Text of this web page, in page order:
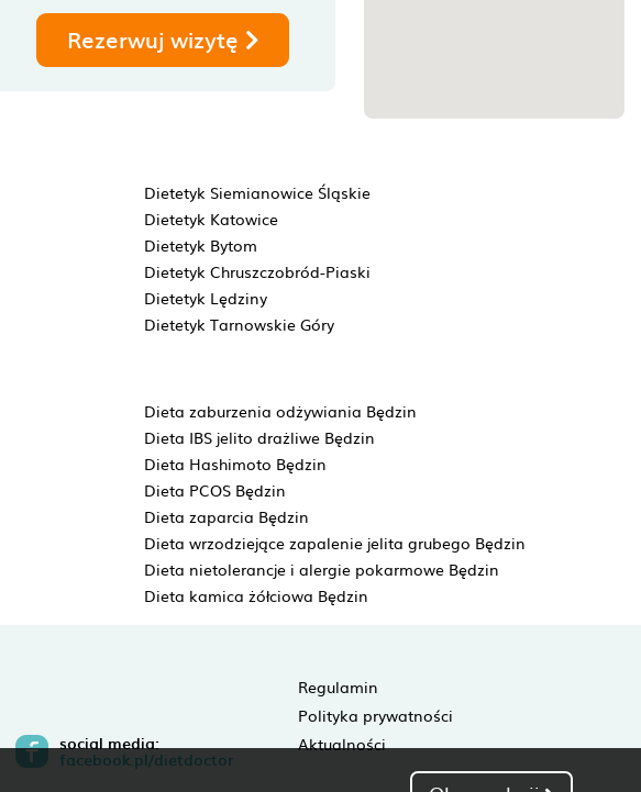
Rezerwuj wizytę
Dietetyk Siemianowice Śląskie
Dietetyk Katowice
Dietetyk Bytom
Dietetyk Chruszczobród-Piaski
Dietetyk Lędziny
Dietetyk Tarnowskie Góry
Dieta zaburzenia odżywiania Będzin
Dieta IBS jelito drażliwe Będzin
Dieta Hashimoto Będzin
Dieta PCOS Będzin
Dieta zaparcia Będzin
Dieta wrzodziejące zapalenie jelita grubego Będzin
Dieta nietolerancje i alergie pokarmowe Będzin
Dieta kamica żółciowa Będzin
social media:
facebook.pl/dietdoctor
Regulamin
Polityka prywatności
Aktualności